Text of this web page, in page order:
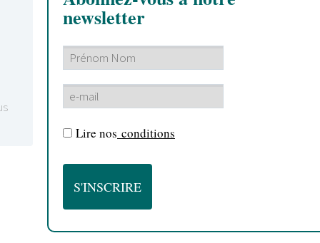
newsletter
Lire nos conditions